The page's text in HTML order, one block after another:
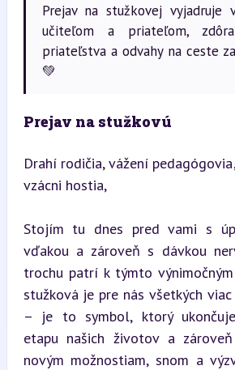
Prejav na stužkovej vyjadruje
učiteľom a priateľom,
priateľstva a odvahy na ceste
💚
Prejav na stužkovú
Drahí rodičia, vážení
vzácni hostia,
Stojím tu dnes pred vami s
vďakou a zároveň s dávkou
trochu patrí k týmto
stužková je pre nás všetkých
– je to symbol, ktorý
etapu našich životov a
novým možnostiam, snom a